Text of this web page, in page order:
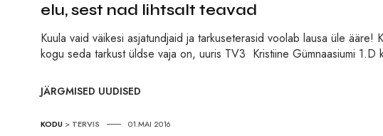
elu, sest nad lihtsalt teavad
Kuula vaid väikesi asjatundjaid ja tarkuseterasid voolab lausa üle
kogu seda tarkust üldse vaja on, uuris TV3 Kristiine Gümnaasiumi 1.D
JÄRGMISED UUDISED
KODU > TERVIS 01.MAI 2016